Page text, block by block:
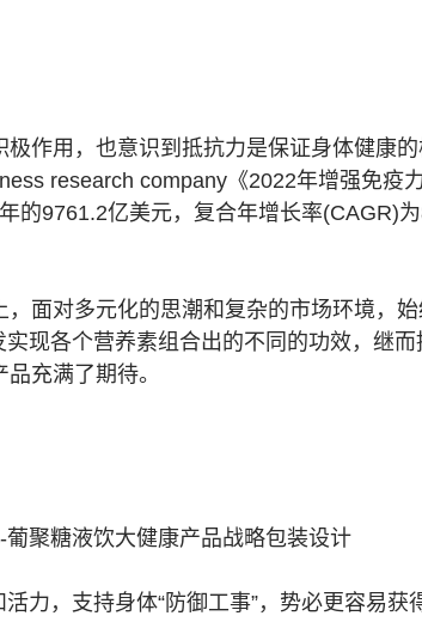
作用，也意识到抵抗力是保证身体健康
research company《2022年增强免疫
的9761.2亿美元，复合年增长率(CAGR)
面对多元化的思潮和复杂的市场环境，
现各个营养素组合出的不同的功效，继
充满了期待。
聚糖液饮大健康产品战略包装设计
力，支持身体“防御工事”，势必更容易